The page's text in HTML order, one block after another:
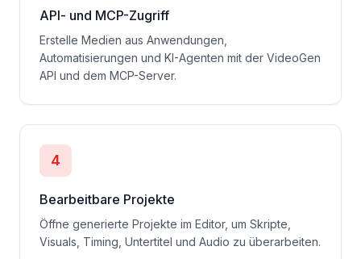
API- und MCP-Zugriff
Erstelle Medien aus Anwendungen,
Automatisierungen und KI-Agenten mit der VideoGen
API und dem MCP-Server.
4
Bearbeitbare Projekte
Öffne generierte Projekte im Editor, um Skripte,
Visuals, Timing, Untertitel und Audio zu überarbeiten.